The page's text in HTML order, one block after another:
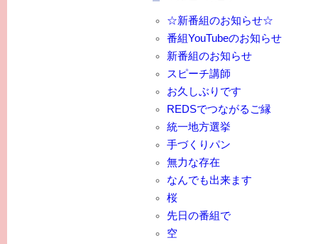
☆新番組のお知らせ☆
番組YouTubeのお知らせ
新番組のお知らせ
スピーチ講師
お久しぶりです
REDSでつながるご縁
統一地方選挙
手づくりパン
無力な存在
なんでも出来ます
桜
先日の番組で
空